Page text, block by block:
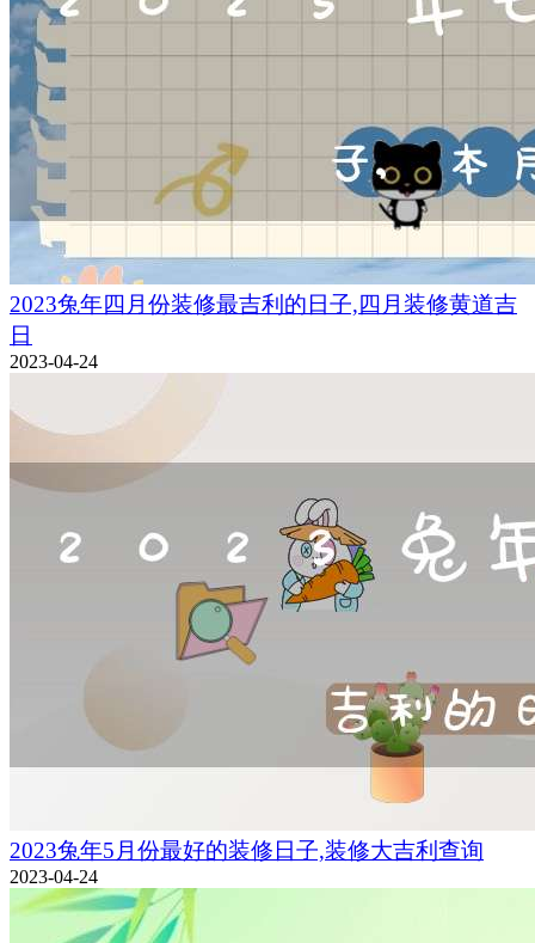
2023兔年四月份装修最吉利的日子,四月装修黄道吉
日
2023-04-24
2023兔年5月份最好的装修日子,装修大吉利查询
2023-04-24